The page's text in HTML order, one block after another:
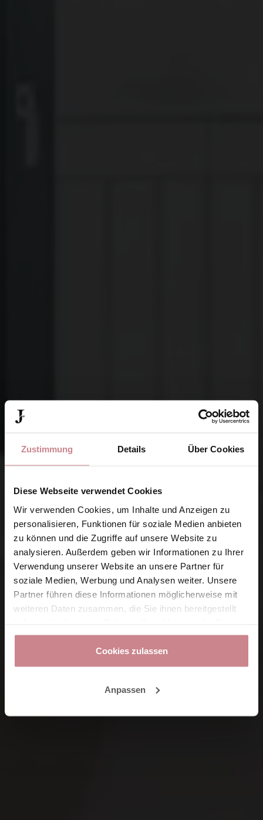
Zustimmung Details Über Cookies
Diese Webseite verwendet Cookies
Wir verwenden Cookies, um Inhalte und Anzeigen zu
personalisieren, Funktionen für soziale Medien anbieten
zu können und die Zugriffe auf unsere Website zu
analysieren. Außerdem geben wir Informationen zu Ihrer
Verwendung unserer Website an unsere Partner für
soziale Medien, Werbung und Analysen weiter. Unsere
Partner führen diese Informationen möglicherweise mit
weiteren Daten zusammen, die Sie ihnen bereitgestellt
gesammelt haben.
Cookies zulassen
Anpassen